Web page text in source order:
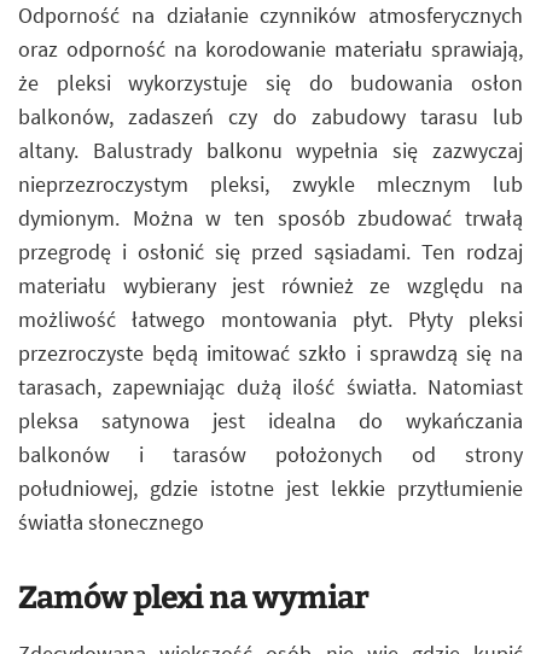
Odporność na działanie czynników atmosferycznych
oraz odporność na korodowanie materiału sprawiają,
że pleksi wykorzystuje się do budowania osłon
balkonów, zadaszeń czy do zabudowy tarasu lub
altany. Balustrady balkonu wypełnia się zazwyczaj
nieprzezroczystym pleksi, zwykle mlecznym lub
dymionym. Można w ten sposób zbudować trwałą
przegrodę i osłonić się przed sąsiadami. Ten rodzaj
materiału wybierany jest również ze względu na
możliwość łatwego montowania płyt. Płyty pleksi
przezroczyste będą imitować szkło i sprawdzą się na
tarasach, zapewniając dużą ilość światła. Natomiast
pleksa satynowa jest idealna do wykańczania
balkonów i tarasów położonych od strony
południowej, gdzie istotne jest lekkie przytłumienie
światła słonecznego
Zamów plexi na wymiar